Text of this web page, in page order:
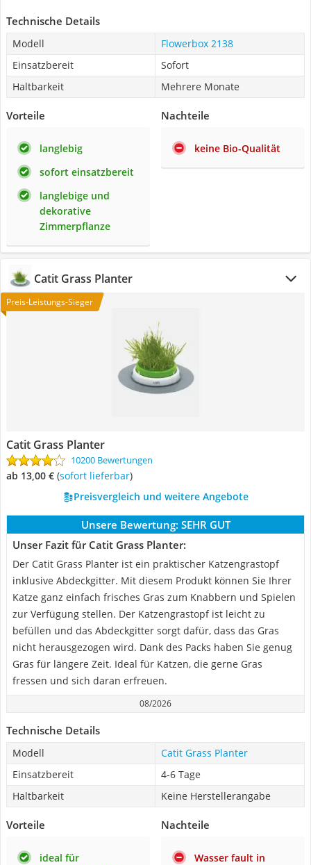
Technische Details
Modell
Flowerbox 2138
Einsatzbereit
Sofort
Haltbarkeit
Mehrere Monate
Vorteile
langlebig
sofort einsatzbereit
langlebige und
dekorative
Zimmerpflanze
Nachteile
keine Bio-Qualität
Catit Grass Planter
Preis-Leistungs-Sieger
Catit Grass Planter
10200 Bewertungen
ab 13,00 € ( Sofort lieferbar)
Preisvergleich und weitere Angebote
Unsere Bewertung: SEHR GUT
Unser Fazit für Catit Grass Planter:
Der Catit Grass Planter ist ein praktischer Katzengrastopf
inklusive Abdeckgitter. Mit diesem Produkt können Sie Ihrer
Katze ganz einfach frisches Gras zum Knabbern und Spielen
zur Verfügung stellen. Der Katzengrastopf ist leicht zu
befüllen und das Abdeckgitter sorgt dafür, dass das Gras
nicht herausgezogen wird. Dank des Packs haben Sie genug
Gras für längere Zeit. Ideal für Katzen, die gerne Gras
fressen und sich daran erfreuen.
08/2026
Technische Details
Modell
Catit Grass Planter
Einsatzbereit
4-6 Tage
Haltbarkeit
Keine Herstellerangabe
Vorteile
ideal für
Nachteile
Wasser fault in